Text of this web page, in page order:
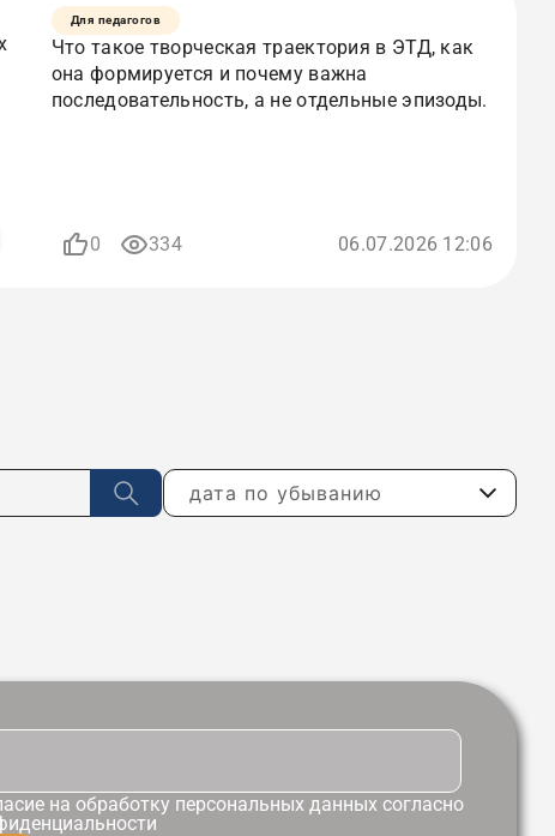
Для педагогов
Что такое творческая траектория в ЭТД, как
она формируется и почему важна
последовательность, а не отдельные эпизоды.
0 334 06.07.2026 12:06
дата по убыванию
на обработку персональных данных согласно